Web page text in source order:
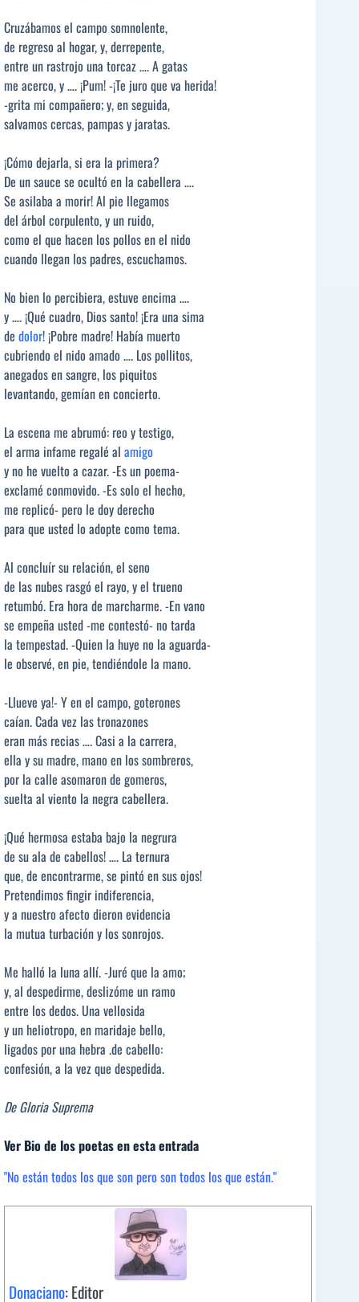
Cruzábamos el campo somnolente,
de regreso al hogar, y, derrepente,
entre un rastrojo una torcaz …. A gatas
me acerco, y …. ¡Pum! -¡Te juro que va herida!
-grita mi compañero; y, en seguida,
salvamos cercas, pampas y jaratas.
¡Cómo dejarla, si era la primera?
De un sauce se ocultó en la cabellera ….
Se asilaba a morir! Al pie llegamos
del árbol corpulento, y un ruido,
como el que hacen los pollos en el nido
cuando llegan los padres, escuchamos.
No bien lo percibiera, estuve encima ….
y …. ¡Qué cuadro, Dios santo! ¡Era una sima
de dolor! ¡Pobre madre! Había muerto
cubriendo el nido amado …. Los pollitos,
anegados en sangre, los piquitos
levantando, gemían en concierto.
La escena me abrumó: reo y testigo,
el arma infame regalé al amigo
y no he vuelto a cazar. -Es un poema-
exclamé conmovido. -Es solo el hecho,
me replicó- pero le doy derecho
para que usted lo adopte como tema.
Al concluír su relación, el seno
de las nubes rasgó el rayo, y el trueno
retumbó. Era hora de marcharme. -En vano
se empeña usted -me contestó- no tarda
la tempestad. -Quien la huye no la aguarda-
le observé, en pie, tendiéndole la mano.
-Llueve ya!- Y en el campo, goterones
caían. Cada vez las tronazones
eran más recias …. Casi a la carrera,
ella y su madre, mano en los sombreros,
por la calle asomaron de gomeros,
suelta al viento la negra cabellera.
¡Qué hermosa estaba bajo la negrura
de su ala de cabellos! …. La ternura
que, de encontrarme, se pintó en sus ojos!
Pretendimos fingir indiferencia,
y a nuestro afecto dieron evidencia
la mutua turbación y los sonrojos.
Me halló la luna allí. -Juré que la amo;
y, al despedirme, deslizóme un ramo
entre los dedos. Una vellosida
y un heliotropo, en maridaje bello,
ligados por una hebra .de cabello:
confesión, a la vez que despedida.
De Gloria Suprema
Ver Bio de los poetas en esta entrada
"No están todos los que son pero son todos los que están."
Donaciano: Editor